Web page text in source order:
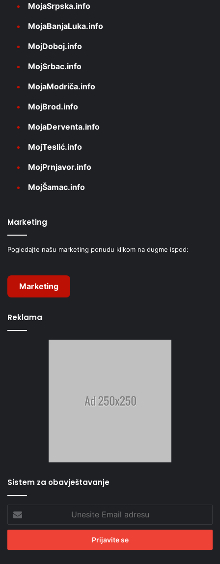
MojaSrpska.info
MojaBanjaLuka.info
MojDoboj.info
MojSrbac.info
MojaModriča.info
MojBrod.info
MojaDerventa.info
MojTeslić.info
MojPrnjavor.info
MojŠamac.info
Marketing
Pogledajte našu marketing ponudu klikom na dugme ispod:
Marketing
Reklama
Sistem za obavještavanje
Email
adresu